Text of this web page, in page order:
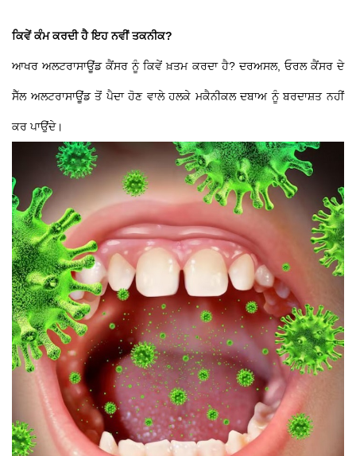
ਕਿਵੇਂ ਕੰਮ ਕਰਦੀ ਹੈ ਇਹ ਨਵੀਂ ਤਕਨੀਕ?
ਆਖਰ ਅਲਟਰਾਸਾਊਂਡ ਕੈਂਸਰ ਨੂੰ ਕਿਵੇਂ ਖ਼ਤਮ ਕਰਦਾ ਹੈ? ਦਰਅਸਲ, ਓਰਲ ਕੈਂਸਰ ਦੇ
ਸੈੱਲ ਅਲਟਰਾਸਾਊਂਡ ਤੋਂ ਪੈਦਾ ਹੋਣ ਵਾਲੇ ਹਲਕੇ ਮਕੈਨੀਕਲ ਦਬਾਅ ਨੂੰ ਬਰਦਾਸ਼ਤ ਨਹੀਂ
ਕਰ ਪਾਉਂਦੇ।